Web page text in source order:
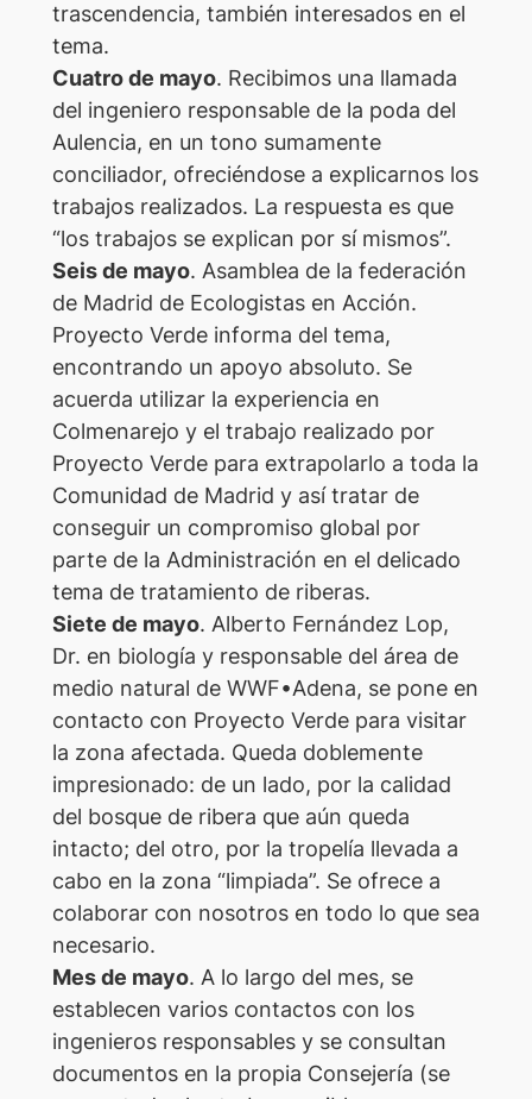
trascendencia, también interesados en el
tema.
Cuatro de mayo. Recibimos una llamada
del ingeniero responsable de la poda del
Aulencia, en un tono sumamente
conciliador, ofreciéndose a explicarnos los
trabajos realizados. La respuesta es que
“los trabajos se explican por sí mismos”.
Seis de mayo. Asamblea de la federación
de Madrid de Ecologistas en Acción.
Proyecto Verde informa del tema,
encontrando un apoyo absoluto. Se
acuerda utilizar la experiencia en
Colmenarejo y el trabajo realizado por
Proyecto Verde para extrapolarlo a toda la
Comunidad de Madrid y así tratar de
conseguir un compromiso global por
parte de la Administración en el delicado
tema de tratamiento de riberas.
Siete de mayo. Alberto Fernández Lop,
Dr. en biología y responsable del área de
medio natural de WWF•Adena, se pone en
contacto con Proyecto Verde para visitar
la zona afectada. Queda doblemente
impresionado: de un lado, por la calidad
del bosque de ribera que aún queda
intacto; del otro, por la tropelía llevada a
cabo en la zona “limpiada”. Se ofrece a
colaborar con nosotros en todo lo que sea
necesario.
Mes de mayo. A lo largo del mes, se
establecen varios contactos con los
ingenieros responsables y se consultan
documentos en la propia Consejería (se